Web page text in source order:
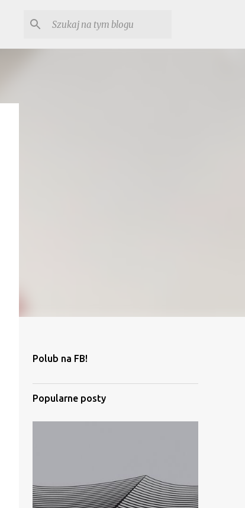
Polub na FB!
Popularne posty